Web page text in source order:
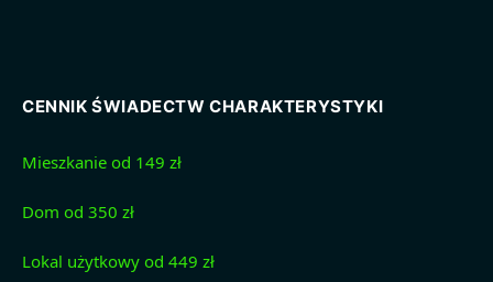
CENNIK ŚWIADECTW CHARAKTERYSTYKI
Mieszkanie od 149 zł
Dom od 350 zł
Lokal użytkowy od 449 zł